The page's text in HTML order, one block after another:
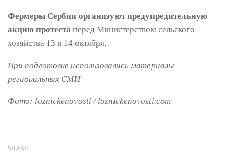
Фермеры Сербии организуют предупредительную
акцию протеста перед Министерством сельского
хозяйства 13 и 14 октября.
При подготовке использовались материалы
региональных СМИ
Фото: loznickenovosti / loznickenovosti.com
SHARE